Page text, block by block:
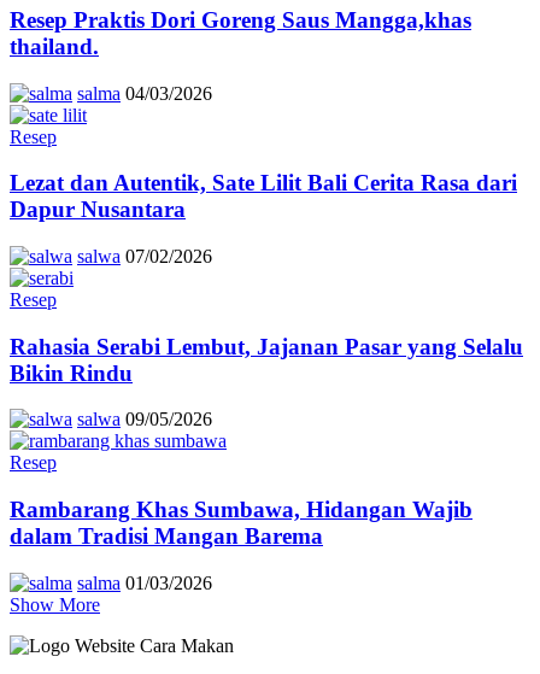
Resep Praktis Dori Goreng Saus Mangga,khas
thailand.
salma 04/03/2026
Resep
Lezat dan Autentik, Sate Lilit Bali Cerita Rasa dari
Dapur Nusantara
salwa 07/02/2026
Resep
Rahasia Serabi Lembut, Jajanan Pasar yang Selalu
Bikin Rindu
salwa 09/05/2026
Resep
Rambarang Khas Sumbawa, Hidangan Wajib
dalam Tradisi Mangan Barema
salma 01/03/2026
Show More